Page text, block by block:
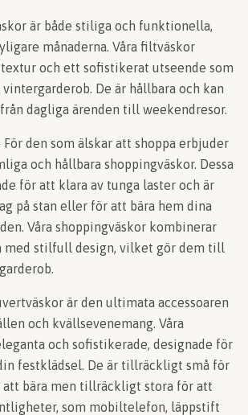
är både stiliga och funktionella,
månaderna. Våra filtväskor
och ett sofistikerat utseende som
De är hållbara och kan
dagliga ärenden till weekendresor.
För den som älskar att shoppa erbjuder
och hållbara shoppingväskor. Dessa
för att klara av tunga laster och är
på stan eller för att bära hem dina
Våra shoppingväskor kombinerar
med stilfull design, vilket gör dem till
är den ultimata accessoaren
och kvällsevenemang. Våra
och sofistikerade, designade för
festklädsel. De är tillräckligt små för
att bära men tillräckligt stora för att
som mobiltelefon, läppstift